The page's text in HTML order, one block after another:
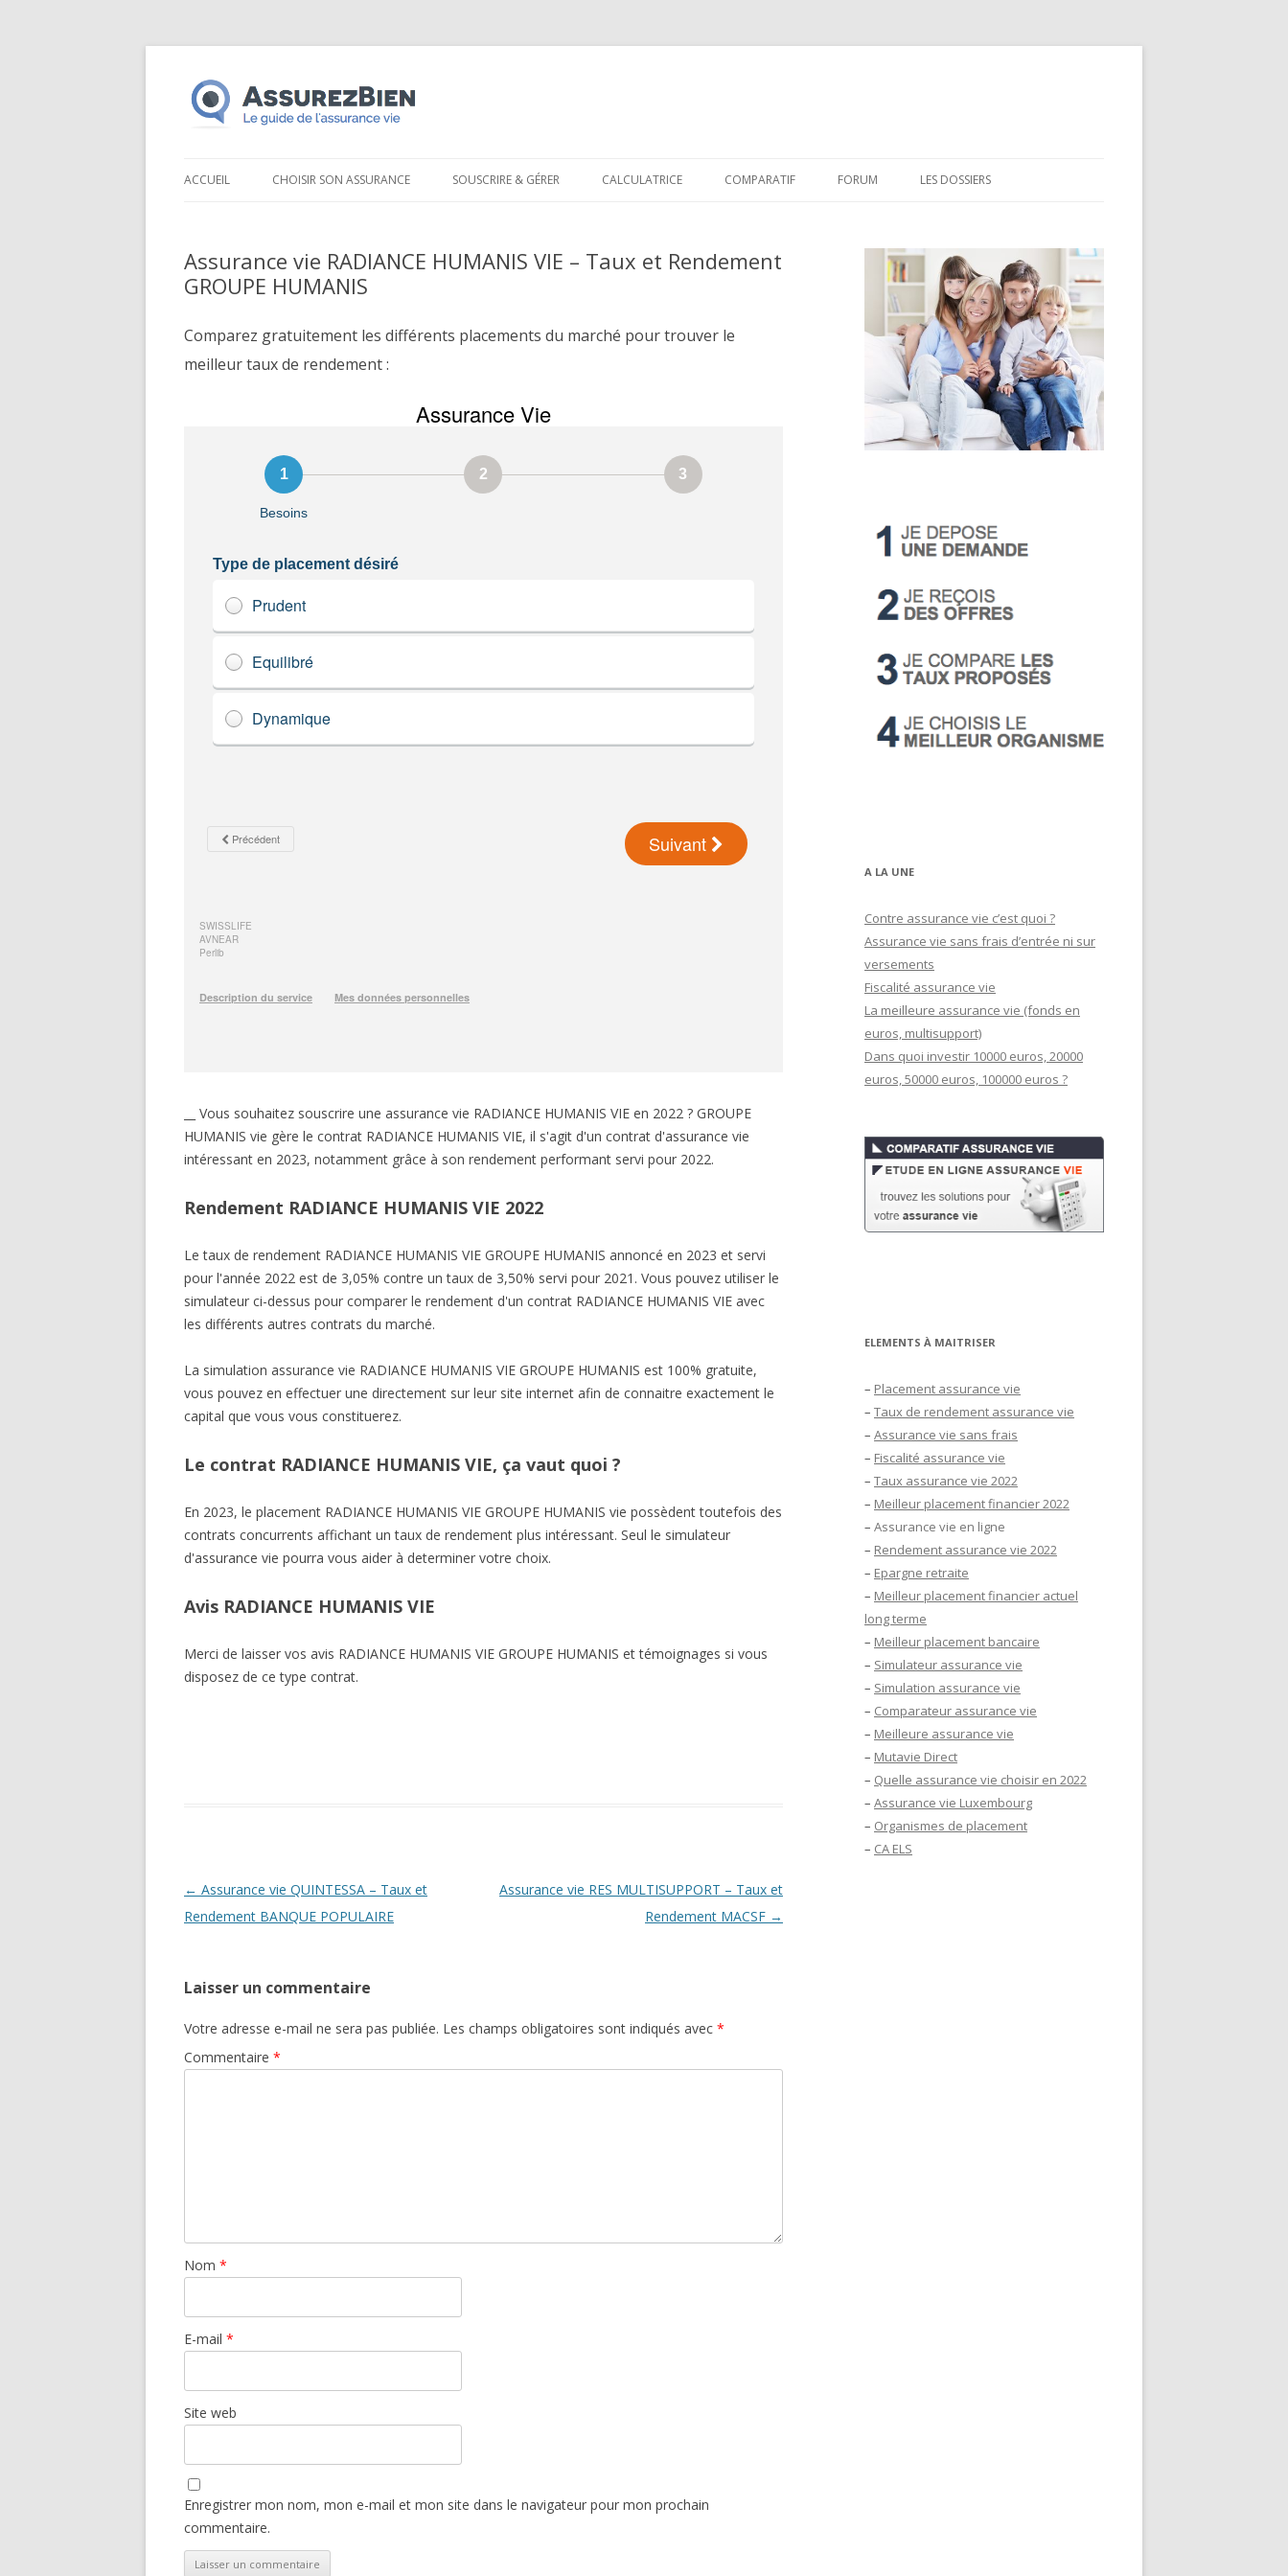
au
ACCUEIL CHOISIR SON ASSURANCE SOUSCRIRE & GÉRER CALCULATRICE COMPARATIF FORUM LES DOSSIERS
CODEVI
COMPTE À TERME
CSL
LDD
LEP
PEL
PERP
Assurance vie RADIANCE HUMANIS VIE – Taux et Rendement
GROUPE HUMANIS
Comparez gratuitement les différents placements du marché pour trouver le
meilleur taux de rendement :
__ Vous souhaitez souscrire une assurance vie RADIANCE HUMANIS VIE en 2022 ? GROUPE
HUMANIS vie gère le contrat RADIANCE HUMANIS VIE, il s'agit d'un contrat d'assurance vie
intéressant en 2023, notamment grâce à son rendement performant servi pour 2022.
Rendement RADIANCE HUMANIS VIE 2022
Le taux de rendement RADIANCE HUMANIS VIE GROUPE HUMANIS annoncé en 2023 et servi
pour l'année 2022 est de 3,05% contre un taux de 3,50% servi pour 2021. Vous pouvez utiliser le
simulateur ci-dessus pour comparer le rendement d'un contrat RADIANCE HUMANIS VIE avec
les différents autres contrats du marché.
La simulation assurance vie RADIANCE HUMANIS VIE GROUPE HUMANIS est 100% gratuite,
vous pouvez en effectuer une directement sur leur site internet afin de connaitre exactement le
capital que vous vous constituerez.
Le contrat RADIANCE HUMANIS VIE, ça vaut quoi ?
En 2023, le placement RADIANCE HUMANIS VIE GROUPE HUMANIS vie possèdent toutefois des
contrats concurrents affichant un taux de rendement plus intéressant. Seul le simulateur
d'assurance vie pourra vous aider à determiner votre choix.
Avis RADIANCE HUMANIS VIE
Merci de laisser vos avis RADIANCE HUMANIS VIE GROUPE HUMANIS et témoignages si vous
disposez de ce type contrat.
Navigation
des
← Assurance vie QUINTESSA – Taux et
Rendement BANQUE POPULAIRE
Assurance vie RES MULTISUPPORT – Taux et
Rendement MACSF →
Laisser un commentaire
Votre adresse e-mail ne sera pas publiée. Les champs obligatoires sont indiqués avec *
Commentaire *
Nom *
E-mail *
Site web
Enregistrer mon nom, mon e-mail et mon site dans le navigateur pour mon prochain
commentaire.
A LA UNE
Contre assurance vie c’est quoi ?
Assurance vie sans frais d’entrée ni sur
versements
Fiscalité assurance vie
La meilleure assurance vie (fonds en
euros, multisupport)
Dans quoi investir 10000 euros, 20000
euros, 50000 euros, 100000 euros ?
ELEMENTS À MAITRISER
– Placement assurance vie
– Taux de rendement assurance vie
– Assurance vie sans frais
– Fiscalité assurance vie
– Taux assurance vie 2022
– Meilleur placement financier 2022
– Assurance vie en ligne
– Rendement assurance vie 2022
– Epargne retraite
– Meilleur placement financier actuel
long terme
– Meilleur placement bancaire
– Simulateur assurance vie
– Simulation assurance vie
– Comparateur assurance vie
– Meilleure assurance vie
– Mutavie Direct
– Quelle assurance vie choisir en 2022
– Assurance vie Luxembourg
– Organismes de placement
– CA ELS